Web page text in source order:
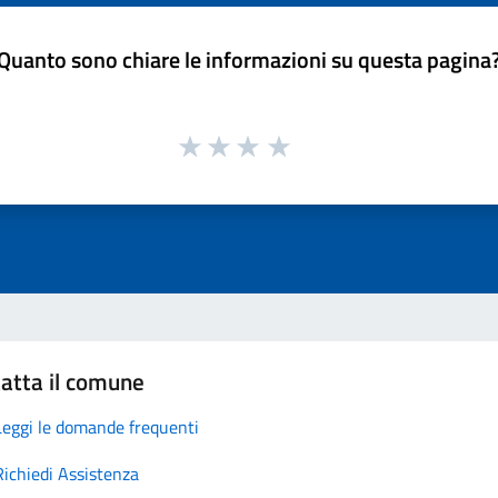
sono chiare le informazioni su questa
il comune
le domande frequenti
Assistenza